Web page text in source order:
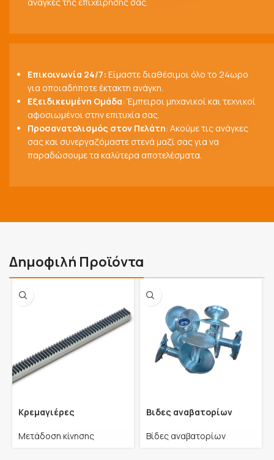
Επικοινωνία 24/7: Είμαστε διαθέσιμοι όλο το 24ωρο
για οποιαδήποτε έκτακτη ανάγκη.
Εξειδικευμένη Ομάδα: Έμπειροι μηχανικοί και τεχνικοί
αφοσιωμένοι στην επιτυχία σας.
Προσανατολισμός στον Πελάτη: Ακούμε τις ανάγκες
σας και συνεργαζόμαστε στενά μαζί σας για να
παραδώσουμε τα καλύτερα αποτελέσματα.
Δημοφιλή Προϊόντα
Κρεμαγιέρες
Μετάδοση κίνησης
Βιδες αναβατορίων
Βίδες αναβατορίων